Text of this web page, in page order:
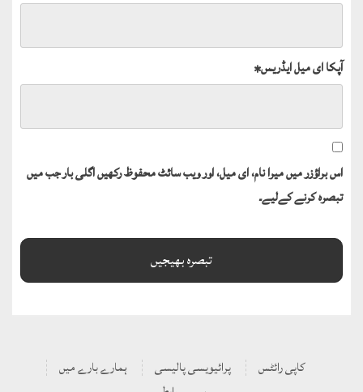
آپکا ای میل ایڈریس*
اس براؤزر میں میرا نام، ای میل، اور ویب سائٹ محفوظ رکھیں اگلی بار جب میں
تبصرہ کرنے کےلیے۔
کاپی رائٹس پرائیویسی پالیسی
ہمارے بارے میں